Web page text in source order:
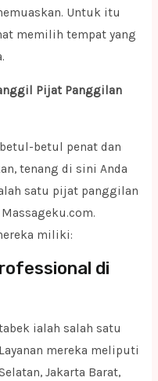
Untuk itu
memilih tempat yang
Pijat Panggilan
betul penat dan
tenang di sini Anda
satu pijat panggilan
miliki:
di
ialah salah satu
mereka meliputi
Jakarta Barat,